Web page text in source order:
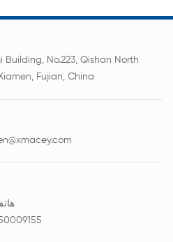
Building, No.223, Qishan North
Fujian, China